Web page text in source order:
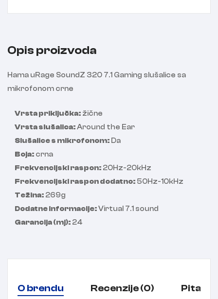
Opis proizvoda
Hama uRage SoundZ 320 7.1 Gaming slušalice sa
mikrofonom crne
Vrsta priključka: žične
Vrsta slušalica:Around the Ear
Slušalice s mikrofonom: Da
Boja: crna
Frekvencijski raspon: 20Hz-20kHz
Frekvencijski raspon dodatno: 50Hz-10kHz
Težina: 269g
Dodatne informacije:Virtual 7.1 sound
Garancija (mj): 24
O brendu Recenzije (0) Pitanja